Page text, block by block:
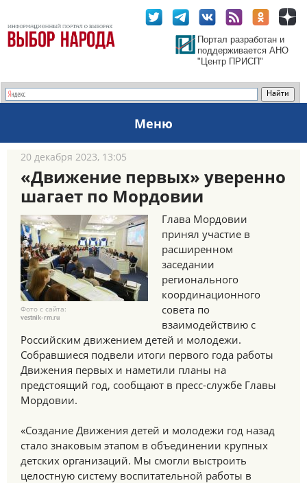
Портал разработан и
поддерживается АНО
"Центр ПРИСП"
Меню
20 декабря 2023, 13:05
«Движение первых» уверенно
шагает по Мордовии
Фото с сайта:
vestnik-rm.ru
Глава Мордовии
принял участие в
расширенном
заседании
регионального
координационного
совета по
взаимодействию с
Российским движением детей и молодежи.
Собравшиеся подвели итоги первого года работы
Движения первых и наметили планы на
предстоящий год, сообщают в пресс-службе Главы
Мордовии.
«Создание Движения детей и молодежи год назад
стало знаковым этапом в объединении крупных
детских организаций. Мы смогли выстроить
целостную систему воспитательной работы в